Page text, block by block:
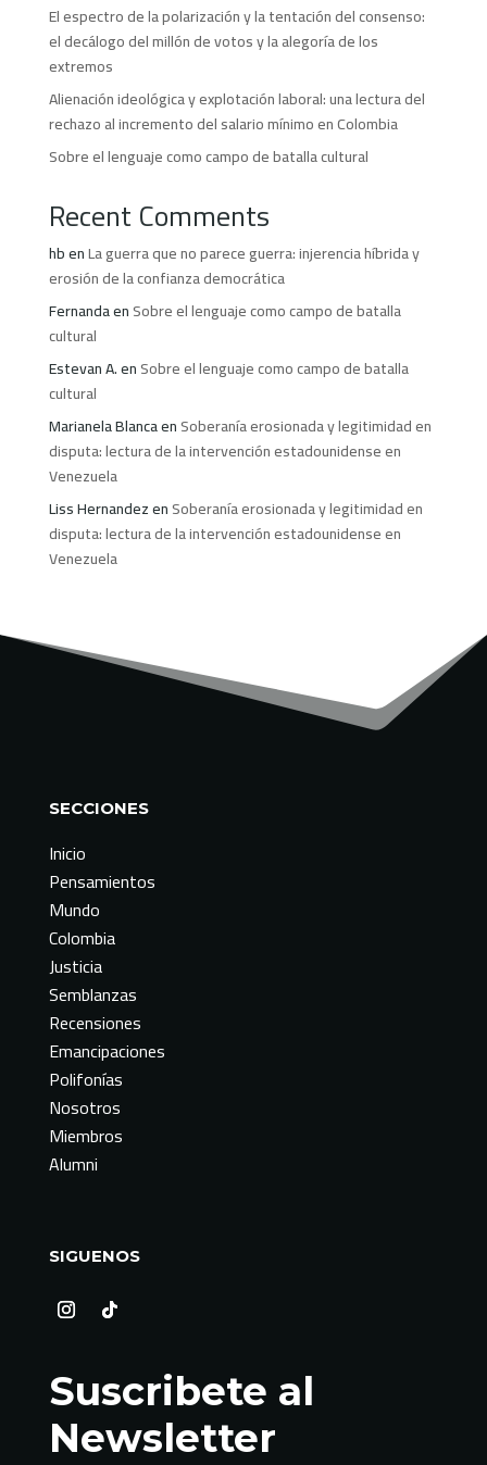
El espectro de la polarización y la tentación del consenso:
el decálogo del millón de votos y la alegoría de los
extremos
Alienación ideológica y explotación laboral: una lectura del
rechazo al incremento del salario mínimo en Colombia
Sobre el lenguaje como campo de batalla cultural
Recent Comments
hbenLa guerra que no parece guerra: injerencia híbrida y
erosión de la confianza democrática
FernandaenSobre el lenguaje como campo de batalla
cultural
Estevan A.enSobre el lenguaje como campo de batalla
cultural
Marianela BlancaenSoberanía erosionada y legitimidad en
disputa: lectura de la intervención estadounidense en
Venezuela
Liss HernandezenSoberanía erosionada y legitimidad en
disputa: lectura de la intervención estadounidense en
Venezuela
SECCIONES
Inicio
Pensamientos
Mundo
Colombia
Justicia
Semblanzas
Recensiones
Emancipaciones
Polifonías
Nosotros
Miembros
Alumni
SIGUENOS
Suscribete al
Newsletter